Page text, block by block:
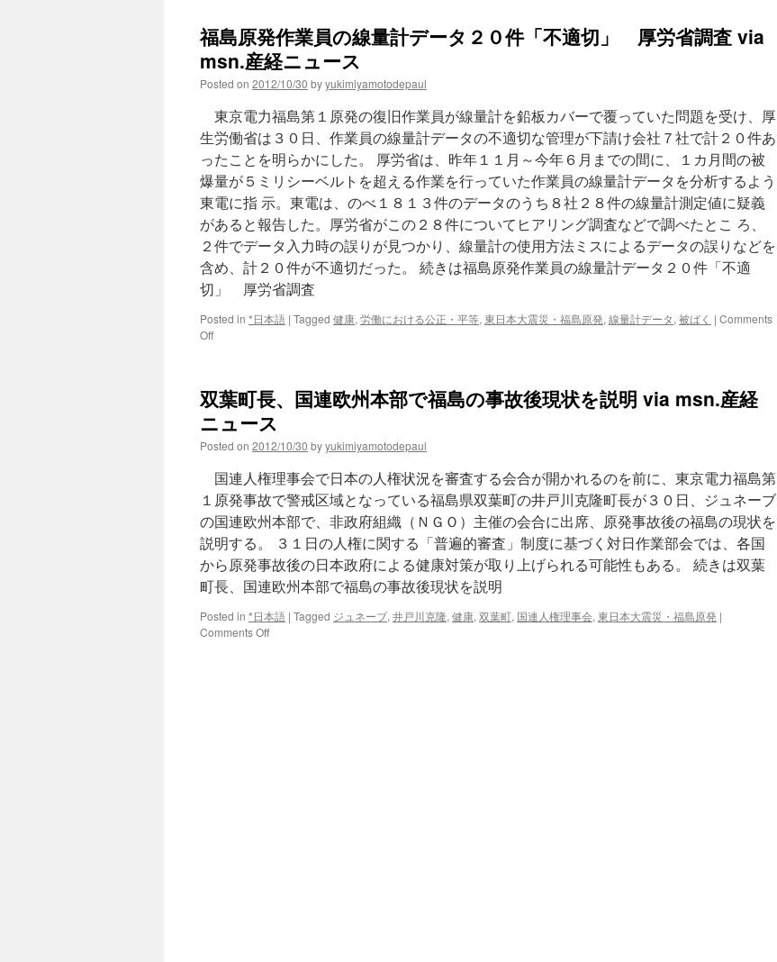
ナ
ビ
ニ
ュ
ス
福島原発作業員の線量計データ２０件「不適切」 厚労省調査 via
msn.産経ニュース
Posted on 2012/10/30 byyukimiyamotodepaul
東京電力福島第１原発の復旧作業員が線量計を鉛板カバーで覆っていた問題を受け、厚
生労働省は３０日、作業員の線量計データの不適切な管理が下請け会社７社で計２０件あ
ったことを明らかにした。 厚労省は、昨年１１月～今年６月までの間に、１カ月間の被
爆量が５ミリシーベルトを超える作業を行っていた作業員の線量計データを分析するよう
東電に指 示。東電は、のべ１８１３件のデータのうち８社２８件の線量計測定値に疑義
があると報告した。厚労省がこの２８件についてヒアリング調査などで調べたとこ ろ、
２件でデータ入力時の誤りが見つかり、線量計の使用方法ミスによるデータの誤りなどを
含め、計２０件が不適切だった。 続きは福島原発作業員の線量計データ２０件「不適
切」 厚労省調査
Posted in *日本語 | Tagged 健康, 労働における公正・平等, 東日本大震災・福島原発, 線量計データ, 被ばく | Comments
Offon
発
作
業
員
線
量
計
デ
ー
タ
２
０
件
「不
適
双葉町長、国連欧州本部で福島の事故後現状を説明 via msn.産経
ニュース
Posted on 2012/10/30 byyukimiyamotodepaul
国連人権理事会で日本の人権状況を審査する会合が開かれるのを前に、東京電力福島第
１原発事故で警戒区域となっている福島県双葉町の井戸川克隆町長が３０日、ジュネーブ
の国連欧州本部で、非政府組織（ＮＧＯ）主催の会合に出席、原発事故後の福島の現状を
説明する。 ３１日の人権に関する「普遍的審査」制度に基づく対日作業部会では、各国
から原発事故後の日本政府による健康対策が取り上げられる可能性もある。 続きは双葉
町長、国連欧州本部で福島の事故後現状を説明
Posted in *日本語 | Tagged ジュネーブ, 井戸川克隆, 健康, 双葉町, 国連人権理事会, 東日本大震災・福島原発 |
Comments Offon